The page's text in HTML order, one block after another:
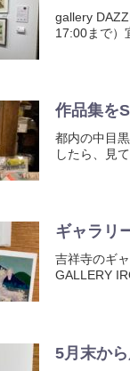
gallery
17:00まで）
作品集を
都内の中目
したら、見
ギャラリ
吉祥寺のギ
GALLERY
5月末か